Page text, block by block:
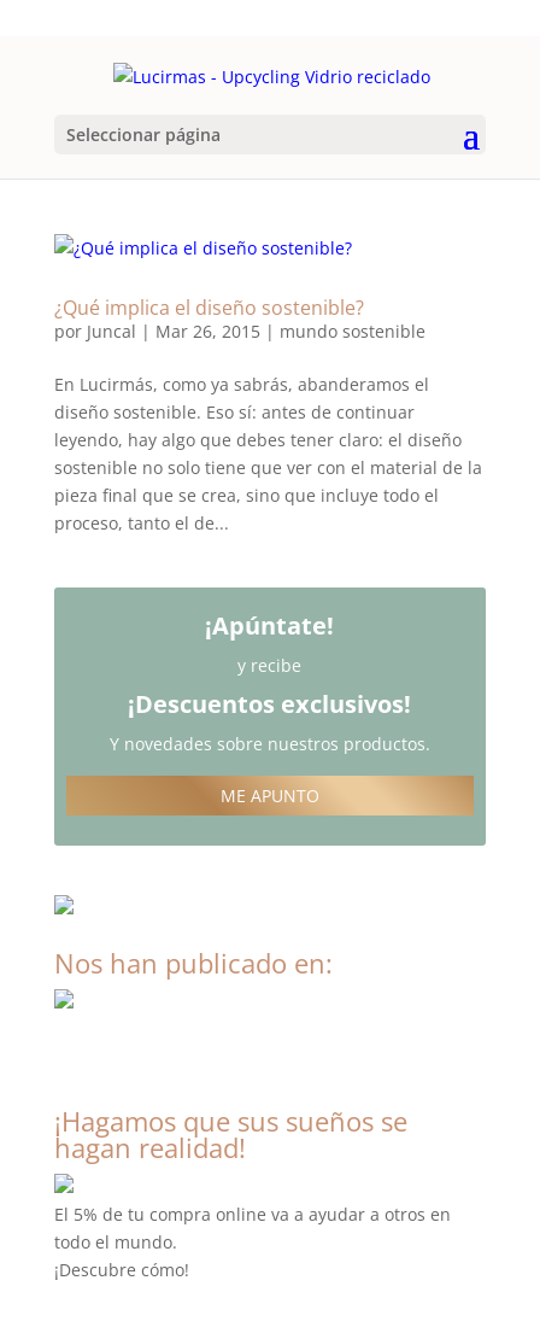
Seleccionar página
¿Qué implica el diseño sostenible?
por Juncal | Mar 26, 2015| mundo sostenible
En Lucirmás, como ya sabrás, abanderamos el
diseño sostenible. Eso sí: antes de continuar
leyendo, hay algo que debes tener claro: el diseño
sostenible no solo tiene que ver con el material de la
pieza final que se crea, sino que incluye todo el
proceso, tanto el de...
¡Apúntate!
y recibe
¡Descuentos exclusivos!
Y novedades sobre nuestros productos.
ME APUNTO
Nos han publicado en:
¡Hagamos que sus sueños se
hagan realidad!
El 5% de tu compra online va a ayudar a otros en
todo el mundo.
¡Descubre cómo!